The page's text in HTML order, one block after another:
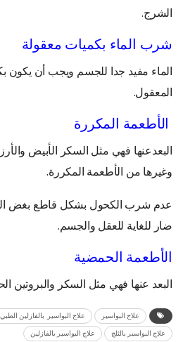
الشرج.
شرب الماء بكميات معقولة
الماء مفيد جدا للجسم ويجب أن يكون
المعقول.
الأطعمة المكررة
البعدعنها فهي مثل السكر الأبيض
وغيرها من الأطعمة المكررة.
عدم شرب الكحول بشكل قاطع بغض
ضار للغاية للعقل والجسم.
الأطعمة الحمضية
البعد عنها فهي مثل السكر والبروتين
علاج البواسير علاج البواسير بالفازلين الطبي
علاج البواسير بالثلج علاج البواسير بالفازلين